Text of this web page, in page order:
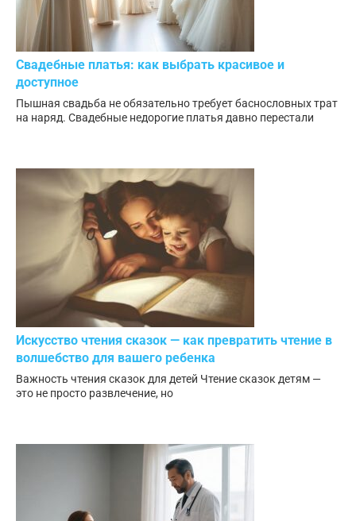
Свадебные платья: как выбрать красивое и
доступное
Пышная свадьба не обязательно требует баснословных трат
на наряд. Свадебные недорогие платья давно перестали
Искусство чтения сказок — как превратить чтение в
волшебство для вашего ребенка
Важность чтения сказок для детей Чтение сказок детям —
это не просто развлечение, но